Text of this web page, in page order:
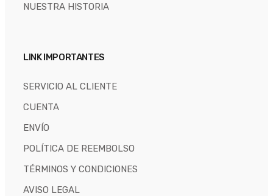
NUESTRA HISTORIA
LINK IMPORTANTES
SERVICIO AL CLIENTE
CUENTA
ENVÍO
POLÍTICA DE REEMBOLSO
TÉRMINOS Y CONDICIONES
AVISO LEGAL